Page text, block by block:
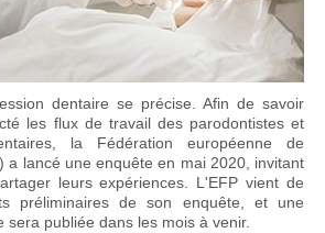
dentaire se précise. Afin de savoir
les flux de travail des parodontistes et
la Fédération européenne de
a lancé une enquête en mai 2020, invitant
leurs expériences. L'EFP vient de
préliminaires de son enquête, et une
sera publiée dans les mois à venir.